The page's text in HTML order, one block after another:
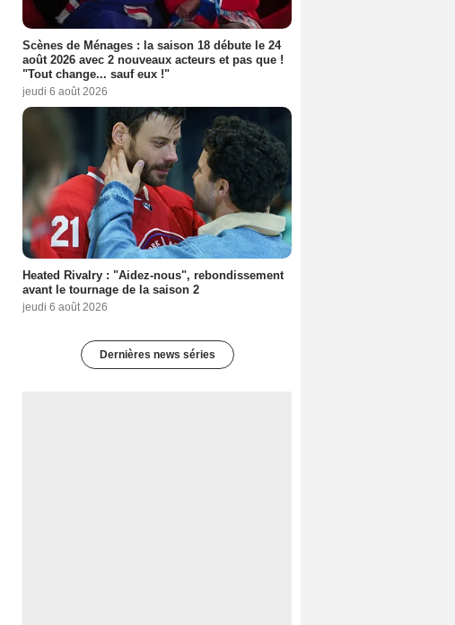
Scènes de Ménages : la saison 18 débute le 24
août 2026 avec 2 nouveaux acteurs et pas que !
"Tout change... sauf eux !"
jeudi 6 août 2026
Heated Rivalry : "Aidez-nous", rebondissement
avant le tournage de la saison 2
jeudi 6 août 2026
Dernières news séries